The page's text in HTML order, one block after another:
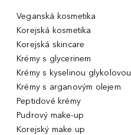
Veganská kosmetika
Korejská kosmetika
Korejská skincare
Krémy s glycerinem
Krémy s kyselinou glykolovou
Krémy s arganovým olejem
Peptidové krémy
Pudrový make-up
Korejský make up